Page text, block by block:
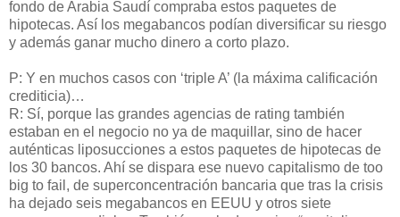
fondo de Arabia Saudí compraba estos paquetes de
hipotecas. Así los megabancos podían diversificar su riesgo
y además ganar mucho dinero a corto plazo.
P: Y en muchos casos con ‘triple A’ (la máxima calificación
crediticia)…
R: Sí, porque las grandes agencias de rating también
estaban en el negocio no ya de maquillar, sino de hacer
auténticas liposucciones a estos paquetes de hipotecas de
los 30 bancos. Ahí se dispara ese nuevo capitalismo de too
big to fail, de superconcentración bancaria que tras la crisis
ha dejado seis megabancos en EEUU y otros siete